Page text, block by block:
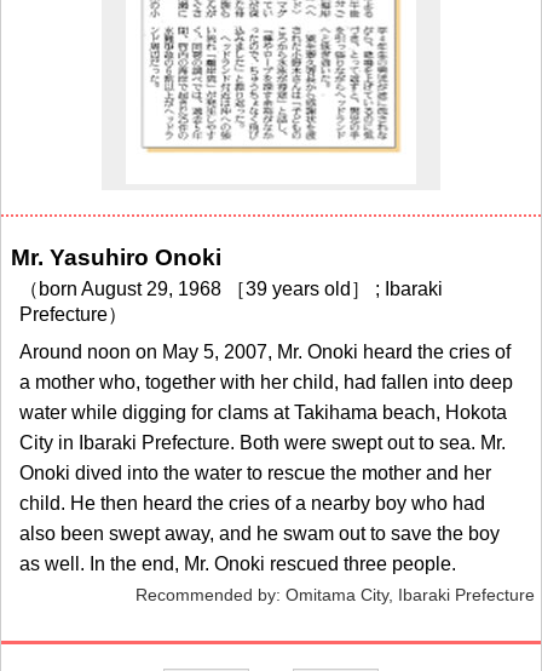
Mr. Yasuhiro Onoki
（born August 29, 1968 ［39 years old］ ; Ibaraki
Prefecture）
Around noon on May 5, 2007, Mr. Onoki heard the cries of
a mother who, together with her child, had fallen into deep
water while digging for clams at Takihama beach, Hokota
City in Ibaraki Prefecture. Both were swept out to sea. Mr.
Onoki dived into the water to rescue the mother and her
child. He then heard the cries of a nearby boy who had
also been swept away, and he swam out to save the boy
as well. In the end, Mr. Onoki rescued three people.
Recommended by: Omitama City, Ibaraki Prefecture